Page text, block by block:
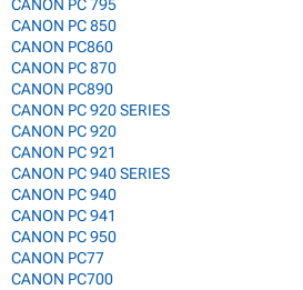
CANON PC 795
CANON PC 850
CANON PC860
CANON PC 870
CANON PC890
CANON PC 920 SERIES
CANON PC 920
CANON PC 921
CANON PC 940 SERIES
CANON PC 940
CANON PC 941
CANON PC 950
CANON PC77
CANON PC700